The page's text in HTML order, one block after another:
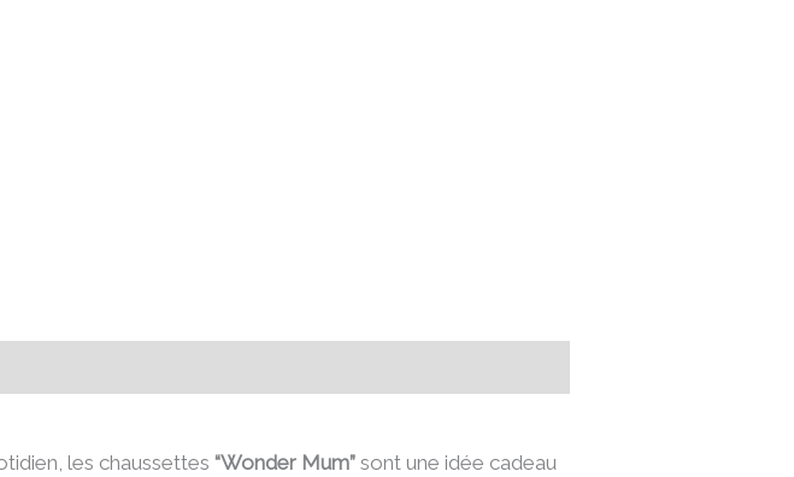
les chaussettes “Wonder Mum” sont une idée cadeau